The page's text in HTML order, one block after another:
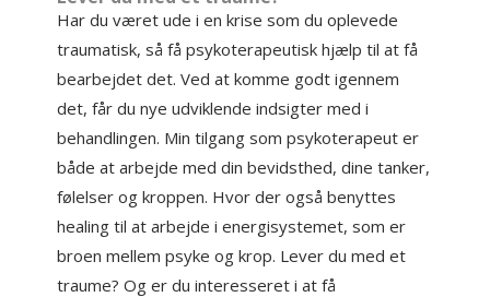
Har du været ude i en krise som du oplevede
traumatisk, så få psykoterapeutisk hjælp til at få
bearbejdet det. Ved at komme godt igennem
det, får du nye udviklende indsigter med i
behandlingen. Min tilgang som psykoterapeut er
både at arbejde med din bevidsthed, dine tanker,
følelser og kroppen. Hvor der også benyttes
healing til at arbejde i energisystemet, som er
broen mellem psyke og krop. Lever du med et
traume? Og er du interesseret i at få